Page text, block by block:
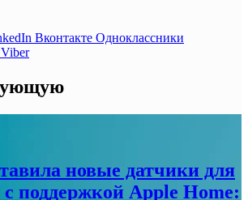
Вконтакте Одноклассники
Viber
новые датчики для
поддержкой Apple Home: